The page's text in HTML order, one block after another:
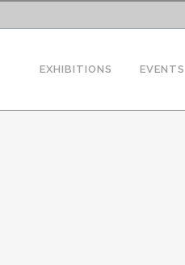
EXHIBITIONS EVENTS